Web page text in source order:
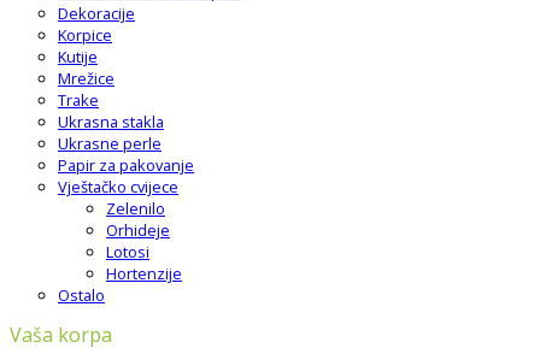
Dekoracije
Korpice
Kutije
Mrežice
Trake
Ukrasna stakla
Ukrasne perle
Papir za pakovanje
Vještačko cvijece
Zelenilo
Orhideje
Lotosi
Hortenzije
Ostalo
Vaša korpa